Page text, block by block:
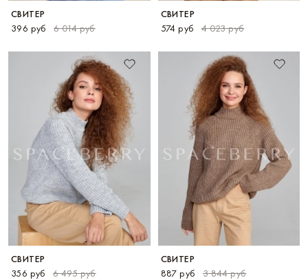
СВИТЕР
396 руб
6 014 руб
СВИТЕР
574 руб
4 023 руб
СВИТЕР
356 руб
6 495 руб
СВИТЕР
887 руб
3 844 руб